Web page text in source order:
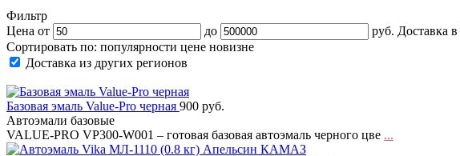
Фильтр
Цена от
до руб. Доставка в
Сортировать по: популярности цене новизне
Доставка из других регионов
Базовая эмаль Value-Pro черная 900 руб.
Автоэмали базовые
VALUE-PRO VP300-W001 – готовая базовая автоэмаль черного цве ...